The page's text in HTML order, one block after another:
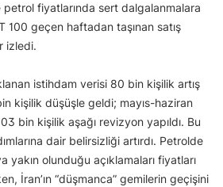
fiyatlarında sert dalgalanmalara
100 geçen haftadan taşınan satış
izledi.
istihdam verisi 80 bin kişilik artış
kişilik düşüşle geldi; mayıs-haziran
bin kişilik aşağı revizyon yapıldı. Bu
dair belirsizliği artırdı. Petrolde
yakın olunduğu açıklamaları fiyatları
İran’ın “düşmanca” gemilerin geçişini